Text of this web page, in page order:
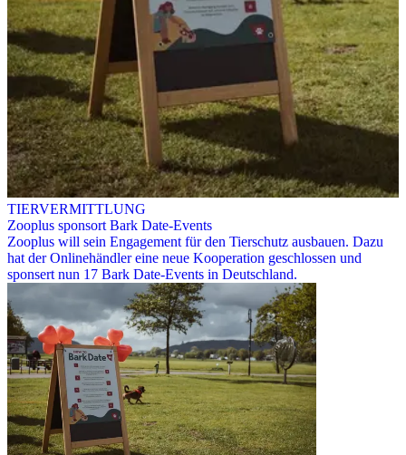
TIERVERMITTLUNG
Zooplus sponsort Bark Date-Events
Zooplus will sein Engagement für den Tierschutz ausbauen. Dazu
hat der Onlinehändler eine neue Kooperation geschlossen und
sponsert nun 17 Bark Date-Events in Deutschland.